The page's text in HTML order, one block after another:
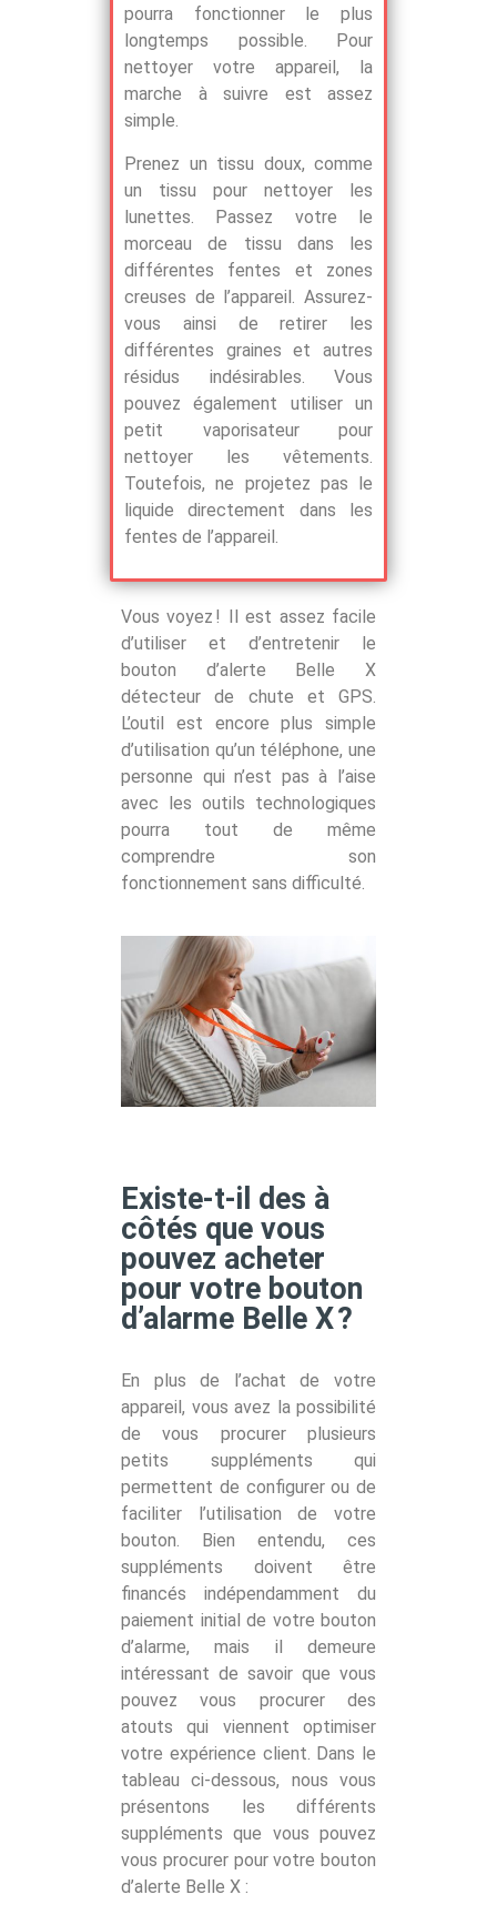
pourra fonctionner le plus
longtemps possible. Pour
nettoyer votre appareil, la
marche à suivre est assez
simple.
Prenez un tissu doux, comme
un tissu pour nettoyer les
lunettes. Passez votre le
morceau de tissu dans les
différentes fentes et zones
creuses de l’appareil. Assurez-
vous ainsi de retirer les
différentes graines et autres
résidus indésirables. Vous
pouvez également utiliser un
petit vaporisateur pour
nettoyer les vêtements.
Toutefois, ne projetez pas le
liquide directement dans les
fentes de l’appareil.
Vous voyez ! Il est assez facile
d’utiliser et d’entretenir le
bouton d’alerte Belle X
détecteur de chute et GPS.
L’outil est encore plus simple
d’utilisation qu’un téléphone, une
personne qui n’est pas à l’aise
avec les outils technologiques
pourra tout de même
comprendre son
fonctionnement sans difficulté.
Existe-t-il des à
côtés que vous
pouvez acheter
pour votre bouton
d’alarme Belle X ?
En plus de l’achat de votre
appareil, vous avez la possibilité
de vous procurer plusieurs
petits suppléments qui
permettent de configurer ou de
faciliter l’utilisation de votre
bouton. Bien entendu, ces
suppléments doivent être
financés indépendamment du
paiement initial de votre bouton
d’alarme, mais il demeure
intéressant de savoir que vous
pouvez vous procurer des
atouts qui viennent optimiser
votre expérience client. Dans le
tableau ci-dessous, nous vous
présentons les différents
suppléments que vous pouvez
vous procurer pour votre bouton
d’alerte Belle X :